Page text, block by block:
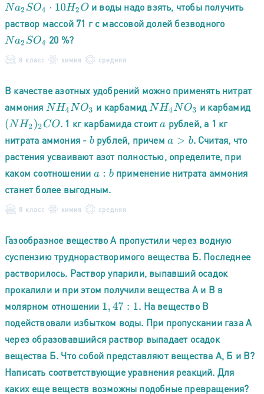
Na2SO4⋅10 H 2O
и воды надо взять, чтобы получить
раствор массой 71 г с массовой долей безводного
Na2SO4 20 %?
8 класс химия средняя
В качестве азотных удобрений можно применять нитрат
аммония NH4NO3 и карбамид NH4NO3
и карбамид
(NH2)2CO . 1 кг карбамида стоитa рублей, а 1 кг
нитрата аммония - bрублей, причем a> b
. Считая, что
растения усваивают азот полностью, определите, при
каком соотношении a: b
применение нитрата аммония
станет более выгодным.
8 класс химия средняя
Газообразное вещество А пропустили через водную
суспензию труднорастворимого вещества Б. Последнее
растворилось. Раствор упарили, выпавший осадок
прокалили и при этом получили вещества А и В в
молярном отношении 1,47:1
. На вещество В
подействовали избытком воды. При пропускании газа А
через образовавшийся раствор выпадает осадок
вещества Б. Что собой представляют вещества А, Б и В?
Написать соответствующие уравнения реакций. Для
каких еще веществ возможны подобные превращения?